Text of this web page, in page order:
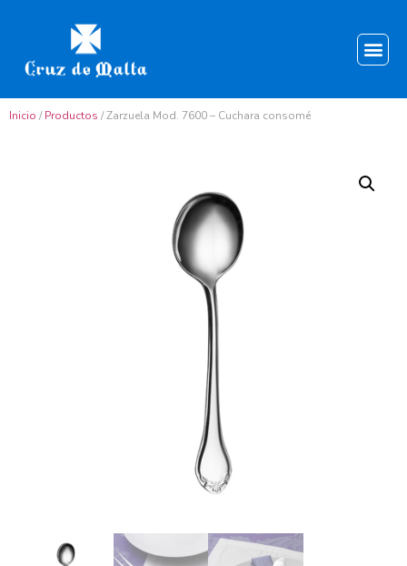
Inicio /Productos / Zarzuela Mod. 7600 – Cuchara consomé